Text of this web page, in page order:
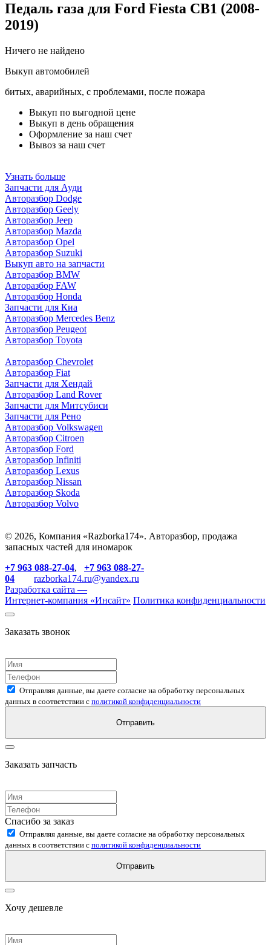
Педаль газа для Ford Fiesta CB1 (2008-
2019)
Ничего не найдено
Выкуп автомобилей
битых, аварийных, с проблемами, после пожара
Выкуп по выгодной цене
Выкуп в день обращения
Оформление за наш счет
Вывоз за наш счет
Узнать больше
Запчасти для Ауди
Авторазбор Dodge
Авторазбор Geely
Авторазбор Jeep
Авторазбор Mazda
Авторазбор Opel
Авторазбор Suzuki
Выкуп авто на запчасти
Авторазбор BMW
Авторазбор FAW
Авторазбор Honda
Запчасти для Киа
Авторазбор Mercedes Benz
Авторазбор Peugeot
Авторазбор Toyota
Авторазбор Chevrolet
Авторазбор Fiat
Запчасти для Хендай
Авторазбор Land Rover
Запчасти для Митсубиси
Запчасти для Рено
Авторазбор Volkswagen
Авторазбор Citroen
Авторазбор Ford
Авторазбор Infiniti
Авторазбор Lexus
Авторазбор Nissan
Авторазбор Skoda
Авторазбор Volvo
© 2026, Компания «Razborka174». Авторазбор, продажа
запасных частей для иномарок
+7 963 088-27-04, +7 963 088-27-
04
razborka174.ru@yandex.ru
Разработка сайта —
Интернет-компания «Инсайт» Политика конфиденциальности
Заказать звонок
Отправляя данные, вы даете согласие на обработку персональных
данных в соответствии с политикой конфиденциальности
Отправить
Заказать запчасть
Спасибо за заказ
Отправляя данные, вы даете согласие на обработку персональных
данных в соответствии с политикой конфиденциальности
Отправить
Хочу дешевле